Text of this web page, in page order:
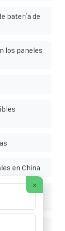
batería de
los paneles
en China
de
×